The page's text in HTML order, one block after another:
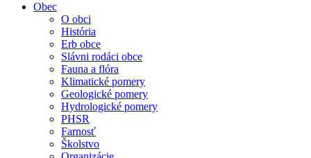
Obec
O obci
História
Erb obce
Slávni rodáci obce
Fauna a flóra
Klimatické pomery
Geologické pomery
Hydrologické pomery
PHSR
Farnosť
Školstvo